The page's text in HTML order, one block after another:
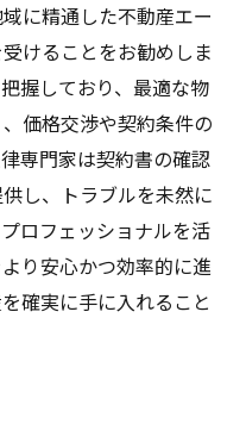
に精通した不動産エー
けることをお勧めしま
握しており、最適な物
価格交渉や契約条件の
専門家は契約書の確認
し、トラブルを未然に
ロフェッショナルを活
り安心かつ効率的に進
確実に手に入れること